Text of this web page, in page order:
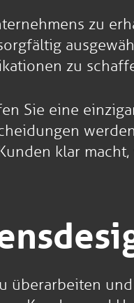
zu
zu
Sie eine
klar
überarbeiten